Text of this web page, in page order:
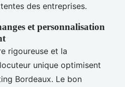
des entreprises.
et personnalisation
rigoureuse et la
unique optimisent
Bordeaux. Le bon